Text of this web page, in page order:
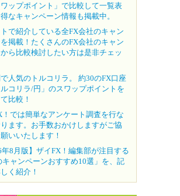
ップポイント」で比較して一覧表
なキャンペーン情報も掲載中。
で紹介している全FX会社のキャン
掲載！たくさんのFX会社のキャン
ら比較検討したい方は是非チェッ
人気のトルコリラ。 約30のFX口座
コリラ/円」のスワップポイントを
比較！
！では簡単なアンケート調査を行な
ます。お手数おかけしますがご協
いいたします！
年8月版】ザイFX！編集部が注目する
キャンペーンおすすめ10選」を、記
く紹介！